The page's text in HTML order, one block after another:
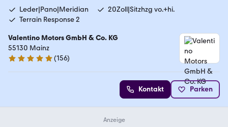
Leder|Pano|Meridian
20Zoll|Sitzhzg vo.+hi.
Terrain Response 2
Valentino Motors GmbH & Co. KG
55130 Mainz
5 Sterne
(156)
Kontakt Parken